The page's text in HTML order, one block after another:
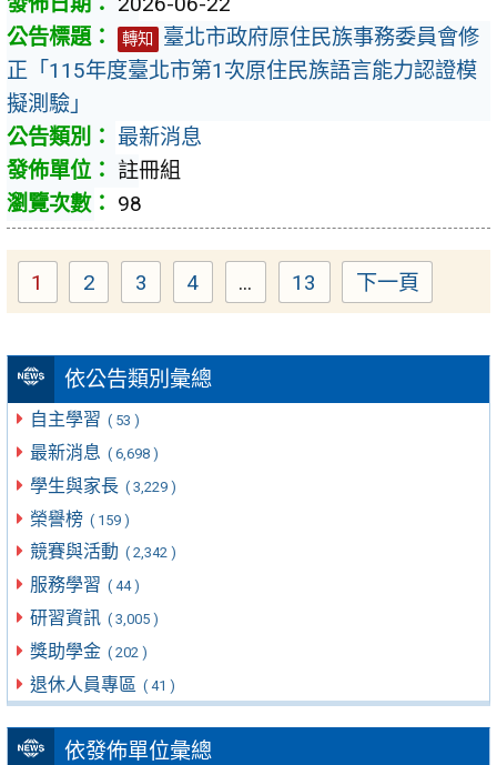
依公告類別彙總
自主學習 ( 53 )
最新消息 ( 6,698 )
學生與家長 ( 3,229 )
榮譽榜 ( 159 )
競賽與活動 ( 2,342 )
服務學習 ( 44 )
研習資訊 ( 3,005 )
獎助學金 ( 202 )
退休人員專區 ( 41 )
依發佈單位彙總
轉知
臺北市政府原住民族事務委員會修
正「115年度臺北市第1次原住民族語言能力認證模
擬測驗」
最新消息
註冊組
98
Page
1 Page
2 Page
3 Page
4 ... Page
13 下一頁